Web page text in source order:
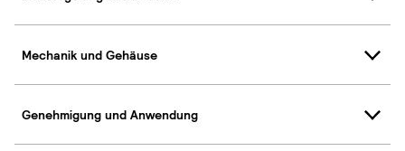
Mechanik und Gehäuse
Genehmigung und Anwendung